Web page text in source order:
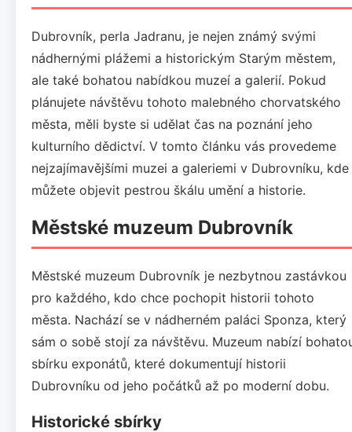
Dubrovník, perla Jadranu, je nejen známý svými
nádhernými plážemi a historickým Starým městem,
ale také bohatou nabídkou muzeí a galerií. Pokud
plánujete návštěvu tohoto malebného chorvatského
města, měli byste si udělat čas na poznání jeho
kulturního dědictví. V tomto článku vás provedeme
nejzajímavějšími muzei a galeriemi v Dubrovníku, kde
můžete objevit pestrou škálu umění a historie.
Městské muzeum Dubrovník
Městské muzeum Dubrovník je nezbytnou zastávkou
pro každého, kdo chce pochopit historii tohoto
města. Nachází se v nádherném paláci Sponza, který
sám o sobě stojí za návštěvu. Muzeum nabízí
sbírku exponátů, které dokumentují historii
Dubrovníku od jeho počátků až po moderní dobu.
Historické sbírky